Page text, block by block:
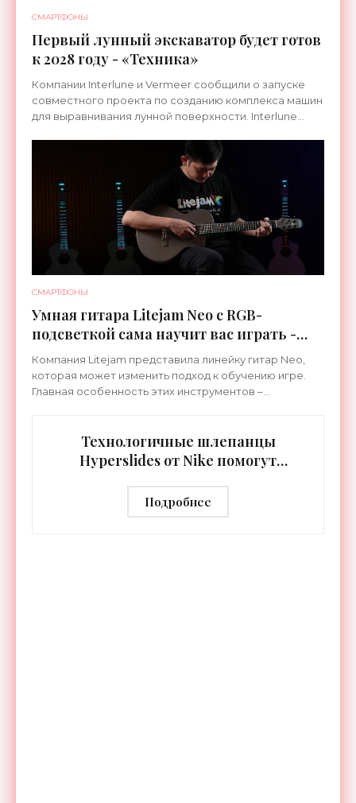
СМАРТФОНЫ
Первый лунный экскаватор будет готов
к 2028 году - «Техника»
Компании Interlune и Vermeer сообщили о запуске
совместного проекта по созданию комплекса машин
для выравнивания лунной поверхности. Interlune
СМАРТФОНЫ
Умная гитара Litejam Neo с RGB-
подсветкой сама научит вас играть -
«Гаджеты»
Компания Litejam представила линейку гитар Neo,
которая может изменить подход к обучению игре.
Главная особенность этих инструментов –
Технологичные шлепанцы
Hyperslides от Nike помогут
тренировки - «Гаджеты»
Подробнее